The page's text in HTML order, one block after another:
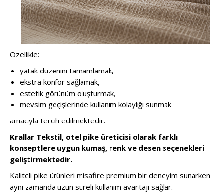
Özellikle:
yatak düzenini tamamlamak,
ekstra konfor sağlamak,
estetik görünüm oluşturmak,
mevsim geçişlerinde kullanım kolaylığı sunmak
amacıyla tercih edilmektedir.
Krallar Tekstil, otel pike üreticisi olarak farklı
konseptlere uygun kumaş, renk ve desen seçenekleri
geliştirmektedir.
Kaliteli pike ürünleri misafire premium bir deneyim sunarken
aynı zamanda uzun süreli kullanım avantajı sağlar.